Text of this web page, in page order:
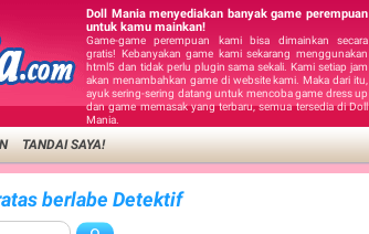
Doll Mania menyediakan banyak game perempuan
untuk kamu mainkan!
Game-game perempuan kami bisa dimainkan secara
gratis! Kebanyakan game kami sekarang menggunakan
html5 dan tidak perlu plugin sama sekali. Kami setiap jam
akan menambahkan game di website kami. Maka dari itu,
ayuk sering-sering datang untuk mencoba game dress up
dan game memasak yang terbaru, semua tersedia di Doll
Mania.
TANDAI SAYA!
berlabe Detektif